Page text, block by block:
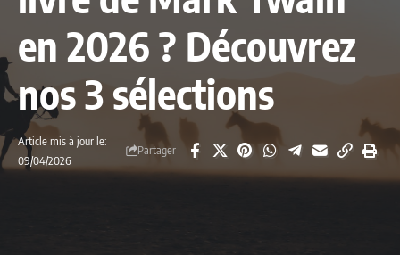
en 2026 ? Découvrez
nos 3 sélections
Article mis à jour le:
09/04/2026
Partager